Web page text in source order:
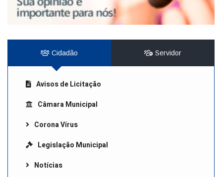
Cidadão Servidor
Avisos de Licitação
Câmara Municipal
Corona Vírus
Legislação Municipal
Notícias